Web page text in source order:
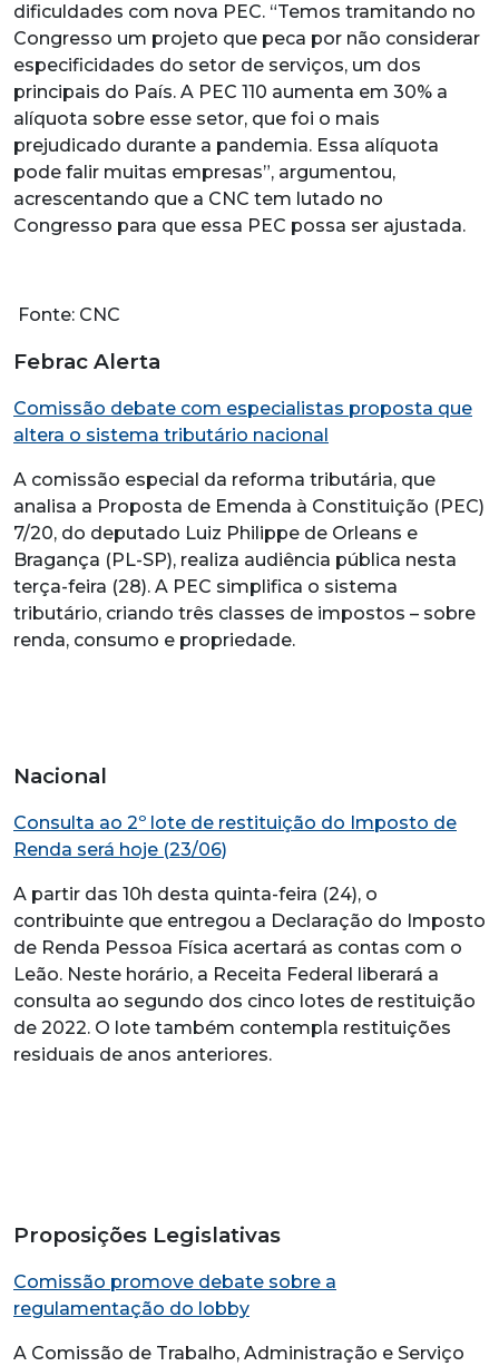
dificuldades com nova PEC. “Temos tramitando no
Congresso um projeto que peca por não considerar
especificidades do setor de serviços, um dos
principais do País. A PEC 110 aumenta em 30% a
alíquota sobre esse setor, que foi o mais
prejudicado durante a pandemia. Essa alíquota
pode falir muitas empresas”, argumentou,
acrescentando que a CNC tem lutado no
Congresso para que essa PEC possa ser ajustada.
Fonte: CNC
Febrac Alerta
Comissão debate com especialistas proposta que
altera o sistema tributário nacional
A comissão especial da reforma tributária, que
analisa a Proposta de Emenda à Constituição (PEC)
7/20, do deputado Luiz Philippe de Orleans e
Bragança (PL-SP), realiza audiência pública nesta
terça-feira (28). A PEC simplifica o sistema
tributário, criando três classes de impostos – sobre
renda, consumo e propriedade.
Nacional
Consulta ao 2º lote de restituição do Imposto de
Renda será hoje (23/06)
A partir das 10h desta quinta-feira (24), o
contribuinte que entregou a Declaração do Imposto
de Renda Pessoa Física acertará as contas com o
Leão. Neste horário, a Receita Federal liberará a
consulta ao segundo dos cinco lotes de restituição
de 2022. O lote também contempla restituições
residuais de anos anteriores.
Proposições Legislativas
Comissão promove debate sobre a
regulamentação do lobby
A Comissão de Trabalho, Administração e Serviço